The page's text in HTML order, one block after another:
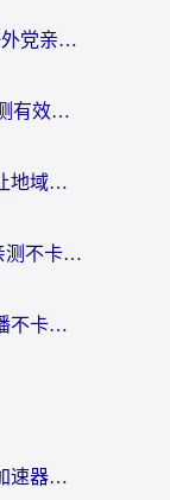
12123在境外不能登录怎么办？海外党亲测有效的回国加速方案
海外如何看CBA直播？留学生亲测有效的体育赛事观看指南
在国外怎么看咪咕视频节目？别让地域限制挡住你的追剧自由
在国外怎么用全民K歌？海外党亲测不卡顿的回国加速秘籍
海外党必看：国外怎么在虎牙直播不卡顿？附腾讯视频网易云音乐解决方案
在欧洲打街头篮球总卡顿？这份加速器选择指南帮你解决延迟难题